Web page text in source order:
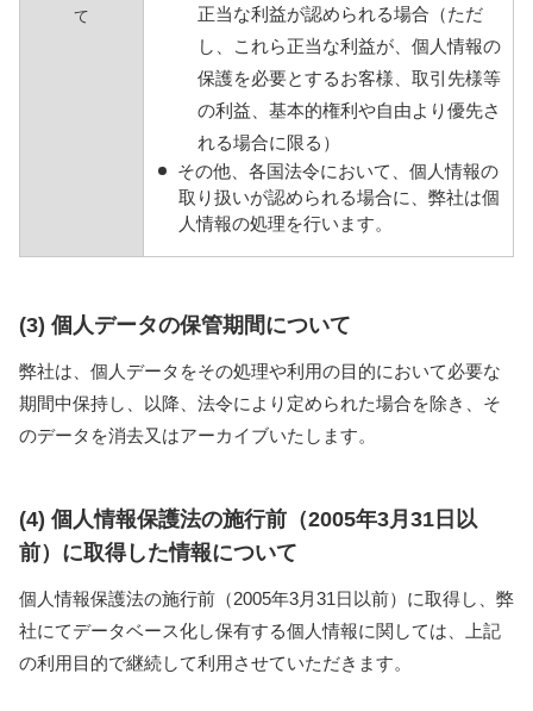
て
正当な利益が認められる場合（ただ
し、これら正当な利益が、個人情報の
保護を必要とするお客様、取引先様等
の利益、基本的権利や自由より優先さ
れる場合に限る）
その他、各国法令において、個人情報の
取り扱いが認められる場合に、弊社は個
人情報の処理を行います。
(3) 個人データの保管期間について
弊社は、個人データをその処理や利用の目的において必要な
期間中保持し、以降、法令により定められた場合を除き、そ
のデータを消去又はアーカイブいたします。
(4) 個人情報保護法の施行前（2005年3月31日以
前）に取得した情報について
個人情報保護法の施行前（2005年3月31日以前）に取得し、弊
社にてデータベース化し保有する個人情報に関しては、上記
の利用目的で継続して利用させていただきます。